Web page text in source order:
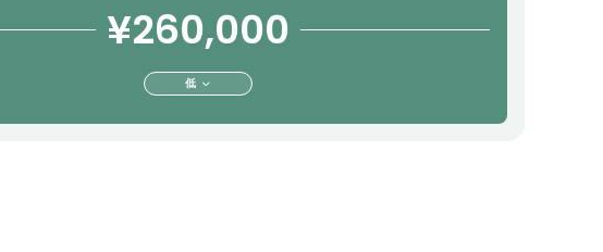
¥260,000
低